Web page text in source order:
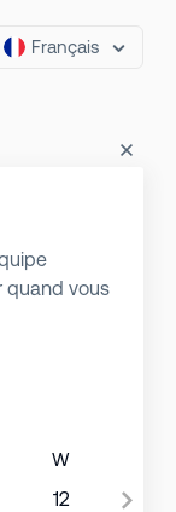
Français
quand vous
W
12